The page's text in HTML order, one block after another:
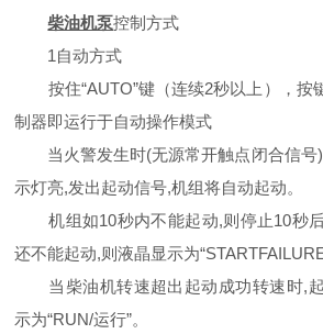
柴油机泵控制方式
1自动方式
按住“AUTO”键（连续2秒以上），按
制器即运行于自动操作模式
当火警发生时(无源常开触点闭合信号
示灯亮,发出起动信号,机组将自动起动。
机组如10秒内不能起动,则停止10秒
还不能起动,则液晶显示为
当柴油机转速超出起动成功转速时,起
示为“RUN/运行”。